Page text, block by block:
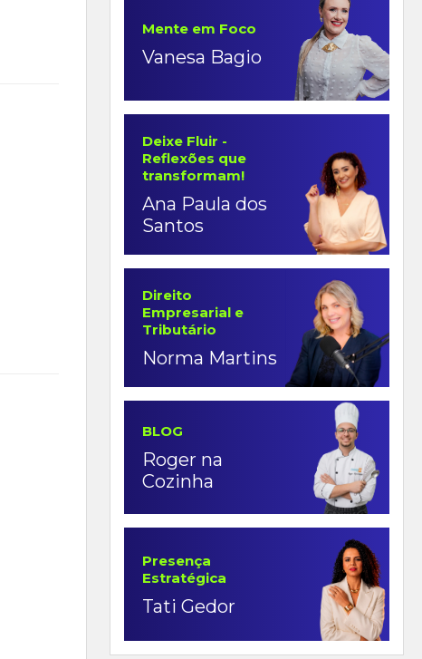
Mente em Foco
Vanesa Bagio
Deixe Fluir -
Reflexões que
transformam!
Ana Paula dos
Santos
Direito
Empresarial e
Tributário
Norma Martins
BLOG
Roger na
Cozinha
Presença
Estratégica
Tati Gedor